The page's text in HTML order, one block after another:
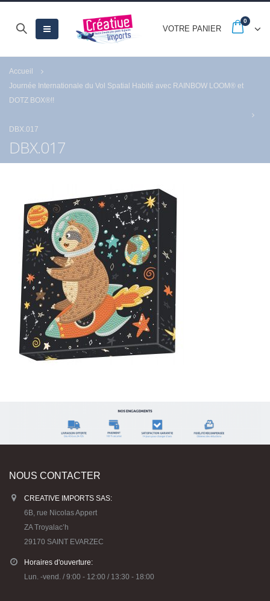
VOTRE PANIER
0
Accueil
Journée Internationale du Vol Spatial Habité avec RAINBOW LOOM® et
DOTZ BOX®!!
DBX.017
DBX.017
NOUS CONTACTER
CREATIVE IMPORTS SAS:
6B, rue Nicolas Appert
ZA Troyalac’h
29170 SAINT EVARZEC
Horaires d'ouverture:
Lun. -vend. / 9:00 - 12:00 / 13:30 - 18:00